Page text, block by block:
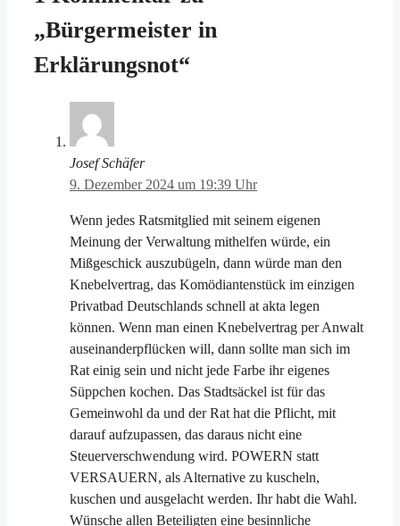
„Bürgermeister in
Erklärungsnot“
Josef Schäfer
9. Dezember 2024 um 19:39 Uhr
Wenn jedes Ratsmitglied mit seinem eigenen
Meinung der Verwaltung mithelfen würde, ein
Mißgeschick auszubügeln, dann würde man den
Knebelvertrag, das Komödiantenstück im einzigen
Privatbad Deutschlands schnell at akta legen
können. Wenn man einen Knebelvertrag per Anwalt
auseinanderpflücken will, dann sollte man sich im
Rat einig sein und nicht jede Farbe ihr eigenes
Süppchen kochen. Das Stadtsäckel ist für das
Gemeinwohl da und der Rat hat die Pflicht, mit
darauf aufzupassen, das daraus nicht eine
Steuerverschwendung wird. POWERN statt
VERSAUERN, als Alternative zu kuscheln,
kuschen und ausgelacht werden. Ihr habt die Wahl.
Wünsche allen Beteiligten eine besinnliche